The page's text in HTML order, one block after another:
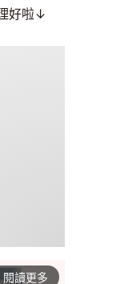
好啦↓
閱讀更多